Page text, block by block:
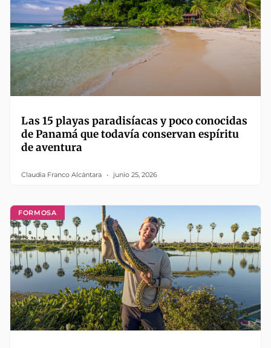
Las 15 playas paradisíacas y poco conocidas
de Panamá que todavía conservan espíritu
de aventura
Claudia Franco Alcántara junio 25, 2026
FORMOSA